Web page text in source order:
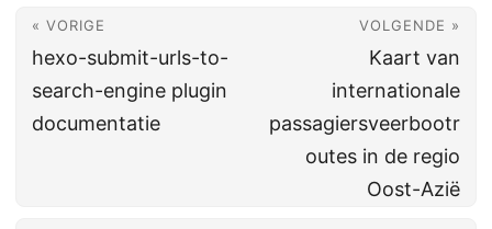
« VORIGE
hexo-submit-urls-to-
search-engine plugin
documentatie
VOLGENDE »
Kaart van
internationale
passagiersveerbootr
outes in de regio
Oost-Azië